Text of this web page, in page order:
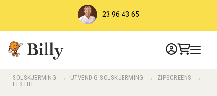
23 96 43 65
SOLSKJERMING → UTVENDIG SOLSKJERMING → ZIPSCREENS
→
BESTILL